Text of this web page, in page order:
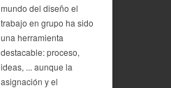
mundo del diseño el
trabajo en grupo ha sido
una herramienta
destacable: proceso,
ideas, ... aunque la
asignación y el